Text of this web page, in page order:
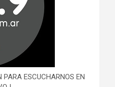
ESCUCHARNOS EN